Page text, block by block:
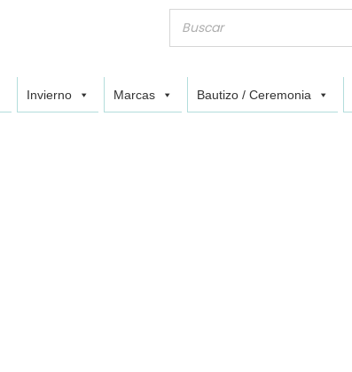
Invierno Marcas Bautizo / Ceremonia